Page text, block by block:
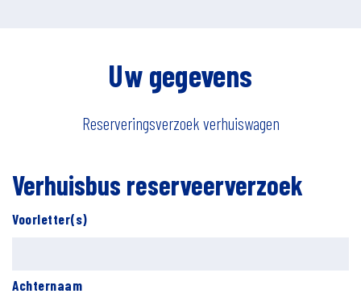
Uw gegevens
Reserveringsverzoek verhuiswagen
Verhuisbus reserveerverzoek
Voorletter(s)
Achternaam